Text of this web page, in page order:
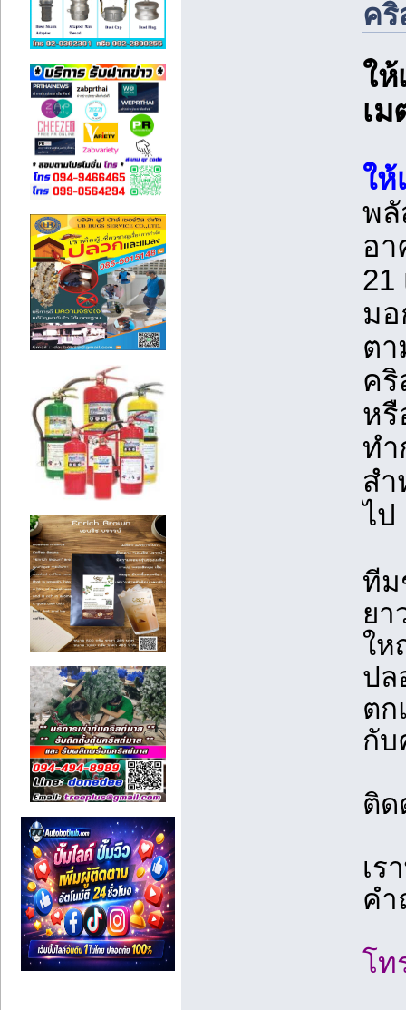
ค
ใ
เม
ให้
พลั
อา
21
ม
ต
ค
หรื
ทำ
ส
ไป
ทีม
ยา
ให
ปล
ตก
กับ
ติด
เร
คำ
โท